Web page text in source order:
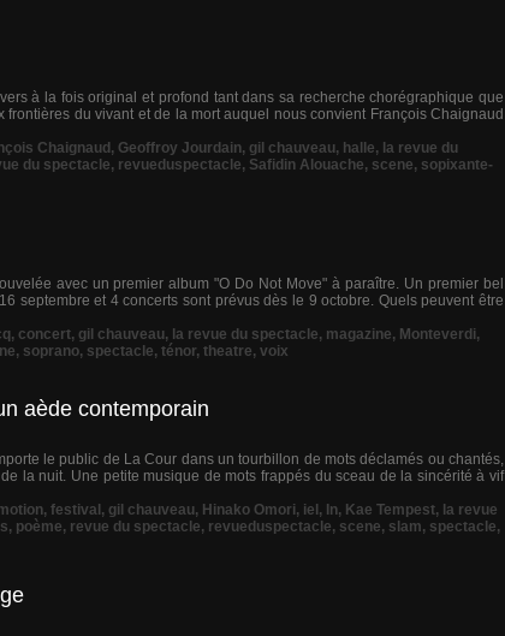
à la fois original et profond tant dans sa recherche chorégraphique que
du vivant et de la mort auquel nous convient François Chaignaud
Chaignaud , Geoffroy Jourdain, gil chauveau, halle, la revue du
du spectacle, revueduspectacle, Safidin Alouache, scene, sopixante-
avec un premier album "O Do Not Move" à paraître. Un premier bel
septembre et 4 concerts sont prévus dès le 9 octobre. Quels peuvent être
, concert, gil chauveau, la revue du spectacle, magazine, Monteverdi,
, soprano, spectacle, ténor, theatre, voix
aède contemporain
le public de La Cour dans un tourbillon de mots déclamés ou chantés,
la nuit. Une petite musique de mots frappés du sceau de la sincérité à vif
, festival , gil chauveau, Hinako Omori, iel , In, Kae Tempest, la revue
, poème, revue du spectacle, revueduspectacle, scene, slam, spectacle,